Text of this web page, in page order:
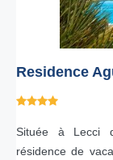
Residence
Située à Lecci
résidence de